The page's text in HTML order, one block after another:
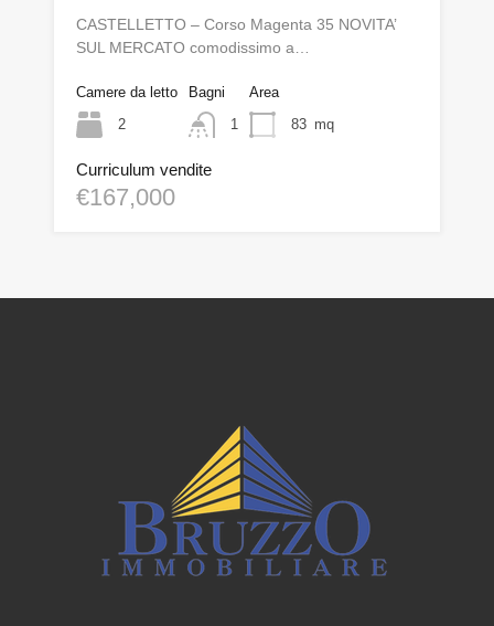
CASTELLETTO – Corso Magenta 35 NOVITA’
SUL MERCATO comodissimo a…
Camere da letto
2
Bagni
1
Area
83 mq
Curriculum vendite
€167,000